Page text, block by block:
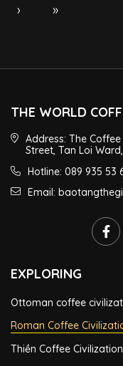
›
»
THE WORLD
Address: The
Street, Tan Loi
Hotline: 089 935 53
Email:
EXPLORING
Ottoman coffee
Roman Coffee
Thiền Coffee Civilization